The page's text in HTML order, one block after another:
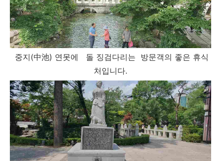
중지(中池) 연못에 돌 징검다리는 방문객의 좋은 휴식
처입니다.